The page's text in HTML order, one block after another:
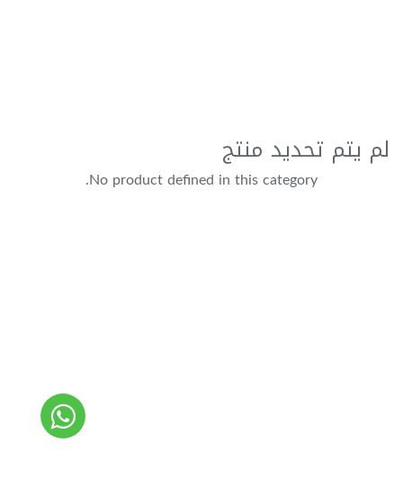
لم يتم تحديد منتج
No product defined in this category.